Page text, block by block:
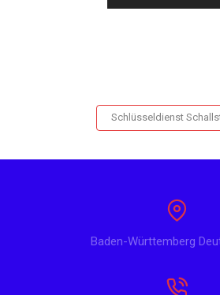
Schlüsseldienst
Baden-Württemberg